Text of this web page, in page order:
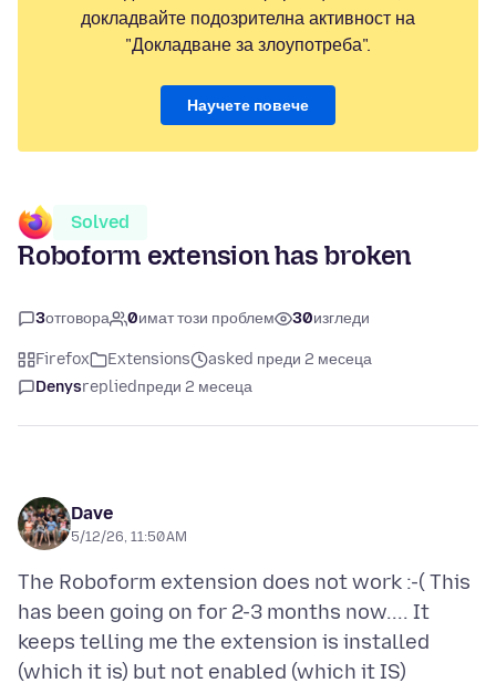
докладвайте подозрителна активност на
"Докладване за злоупотреба".
Научете повече
Solved
Roboform extension has broken
3отговора 0имат този проблем 30изгледи
Firefox Extensions
asked преди 2 месеца
Denysrepliedпреди 2 месеца
Dave
5/12/26, 11:50 AM
The Roboform extension does not work :-( This
has been going on for 2-3 months now.... It
keeps telling me the extension is installed
(which it is) but not enabled (which it IS)